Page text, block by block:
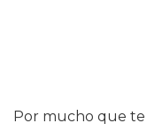
Por mucho que te